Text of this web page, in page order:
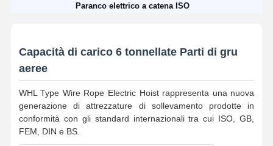
Paranco elettrico a catena ISO
Capacità di carico 6 tonnellate Parti di gru
aeree
WHL Type Wire Rope Electric Hoist rappresenta una nuova
generazione di attrezzature di sollevamento prodotte in
conformità con gli standard internazionali tra cui ISO, GB,
FEM, DIN e BS.